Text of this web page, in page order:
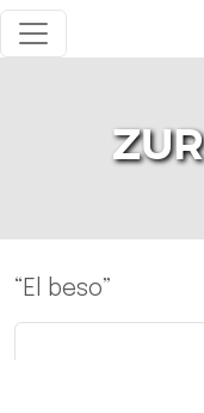
“El beso”